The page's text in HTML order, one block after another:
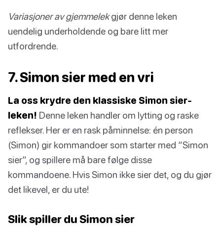
Variasjoner av gjemmelekgjør denne leken
uendelig underholdende og bare litt mer
utfordrende.
7. Simon sier med en vri
La oss krydre den klassiske Simon sier-
leken! Denne leken handler om lytting og raske
reflekser. Her er en rask påminnelse: én person
(Simon) gir kommandoer som starter med “Simon
sier”, og spillere må bare følge disse
kommandoene. Hvis Simon ikke sier det, og du gjør
det likevel, er du ute!
Slik spiller du Simon sier